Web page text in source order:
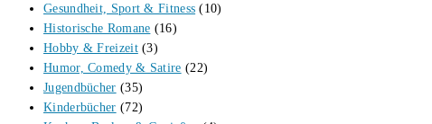
Gesundheit, Sport & Fitness (10)
Historische Romane (16)
Hobby & Freizeit (3)
Humor, Comedy & Satire (22)
Jugendbücher (35)
Kinderbücher (72)